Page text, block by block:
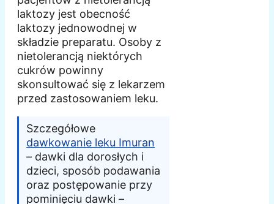
laktozy jest obecność
laktozy jednowodnej w
składzie preparatu. Osoby z
nietolerancją niektórych
cukrów powinny
skonsultować się z lekarzem
przed zastosowaniem leku.
Szczegółowe
dawkowanie leku Imuran
– dawki dla dorosłych i
dzieci, sposób podawania
oraz postępowanie przy
pominięciu dawki –